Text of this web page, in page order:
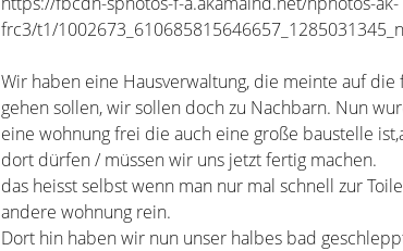
frc3/t1/
Wir haben eine Hausverwaltung, die meinte auf
gehen sollen, wir sollen doch zu Nachbarn. Nun
eine wohnung frei die auch eine große baustelle
dort dürfen / müssen wir uns jetzt fertig machen.
das heisst selbst wenn man nur mal schnell zur
andere wohnung rein.
Dort hin haben wir nun unser halbes bad